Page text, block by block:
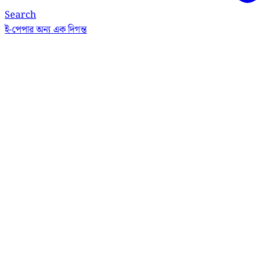
Search
ই-পেপারঅন্য এক দিগন্ত